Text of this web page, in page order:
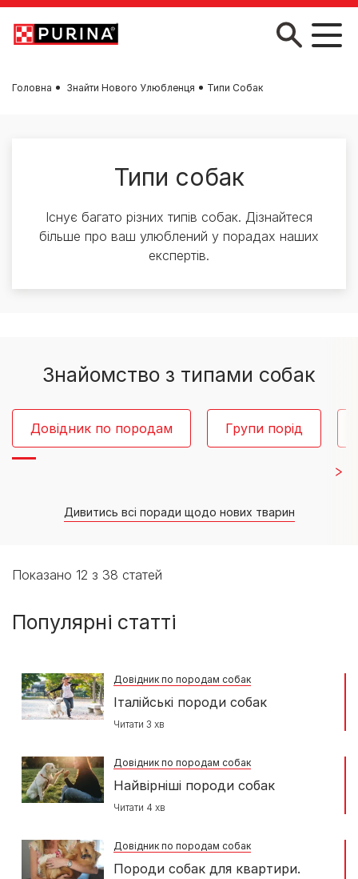
Skip to main content
Головна Знайти Нового Улюбленця Типи Собак
Типи собак
Існує багато різних типів собак. Дізнайтеся
більше про ваш улюблений у порадах наших
експертів.
Знайомство з типами собак
Довідник по породам Групи порід
Дивитись всі поради щодо нових тварин
Показано 12 з 38 статей
Популярні статті
Довідник по породам собак
Італійські породи собак
Читати 3 хв
Довідник по породам собак
Найвірніші породи собак
Читати 4 хв
Довідник по породам собак
Породи собак для квартири.